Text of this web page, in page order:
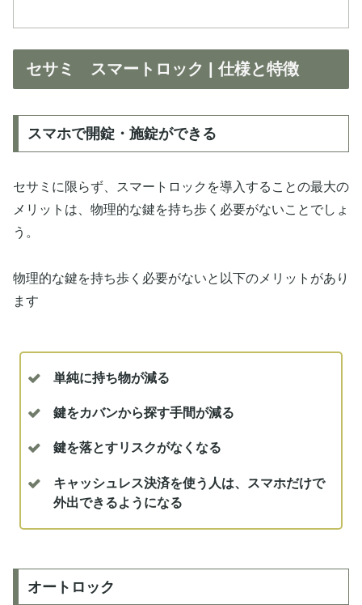
セサミ スマートロック | 仕様と特徴
スマホで開錠・施錠ができる
セサミに限らず、スマートロックを導入することの最大の
メリットは、物理的な鍵を持ち歩く必要がないことでしょ
う。
物理的な鍵を持ち歩く必要がないと以下のメリットがあり
ます
単純に持ち物が減る
鍵をカバンから探す手間が減る
鍵を落とすリスクがなくなる
キャッシュレス決済を使う人は、スマホだけで
外出できるようになる
オートロック